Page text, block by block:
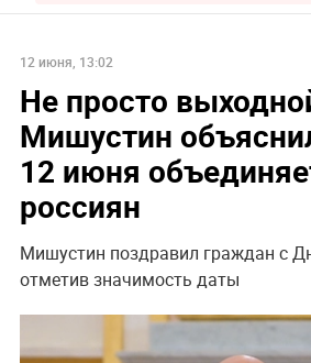
12 июня, 13:02
Не просто
Мишустин
12 июня
россиян
Мишустин поздравил граждан с
отметив значимость даты